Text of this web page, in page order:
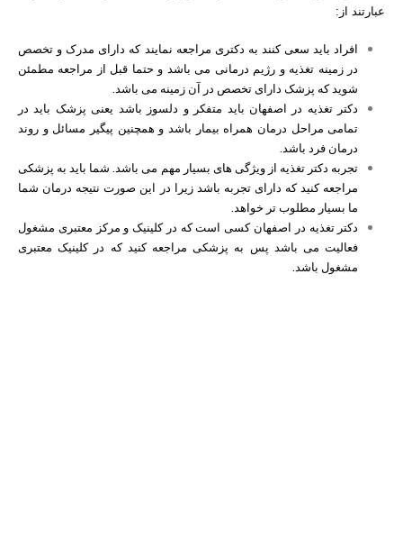
عبارتند از:
افراد باید سعی کنند به دکتری مراجعه نمایند که دارای مدرک و تخصص
در زمینه تغذیه و رژیم درمانی می باشد و حتما قبل از مراجعه مطمئن
شوید که پزشک دارای تخصص در آن زمینه می باشد.
دکتر تغذیه در اصفهان باید متفکر و دلسوز باشد یعنی پزشک باید در
تمامی مراحل درمان همراه بیمار باشد و همچنین پیگیر مسائل و روند
درمان فرد باشد.
تجربه دکتر تغذیه از ویژگی های بسیار مهم می باشد. شما باید به پزشکی
مراجعه کنید که دارای تجربه باشد زیرا در این صورت نتیجه درمان شما
ما بسیار مطلوب تر خواهد.
دکتر تغذیه در اصفهان کسی است که در کلینیک و مرکز معتبری مشغول
فعالیت می باشد پس به پزشکی مراجعه کنید که در کلینیک معتبری
مشغول باشد.